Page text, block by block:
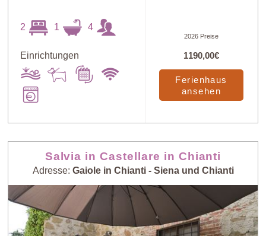
2 1 4
Einrichtungen
2026 Preise
1190,00€
Ferienhaus
ansehen
Salvia in Castellare in Chianti
Adresse: Gaiole in Chianti - Siena und Chianti